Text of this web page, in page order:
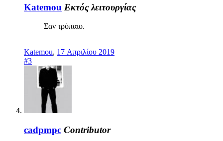
Katemou Εκτός λειτουργίας
Σαν τρόπαιο.
Katemou, 17 Απριλίου 2019
#3
cadpmpc Contributor